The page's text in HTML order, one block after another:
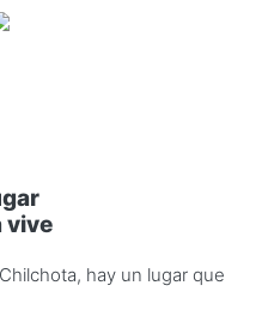
vive
hay un lugar que